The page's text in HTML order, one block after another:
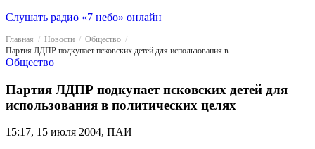
Слушать радио «7 небо» онлайн
Главная Новости
Общество
Партия ЛДПР подкупает псковских детей для использования в политических целях
Общество
Партия ЛДПР подкупает псковских детей для
использования в политических целях
15:17, 15 июля 2004, ПАИ